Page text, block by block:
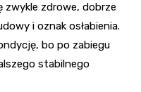
zwykle zdrowe, dobrze
i oznak osłabienia.
bo po zabiegu
stabilnego